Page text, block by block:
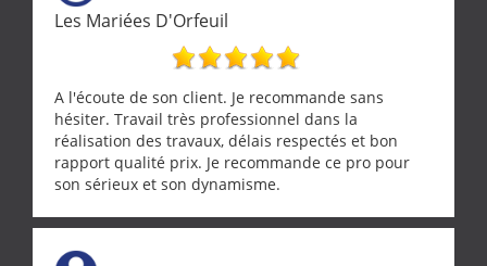
Les Mariées D'Orfeuil
A l'écoute de son client. Je recommande sans
hésiter. Travail très professionnel dans la
réalisation des travaux, délais respectés et bon
rapport qualité prix. Je recommande ce pro pour
son sérieux et son dynamisme.